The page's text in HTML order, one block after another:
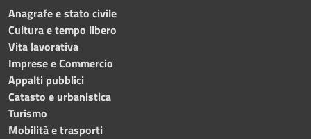
Anagrafe e stato civile
Cultura e tempo libero
Vita lavorativa
Imprese e Commercio
Appalti pubblici
Catasto e urbanistica
Turismo
Mobilità e trasporti